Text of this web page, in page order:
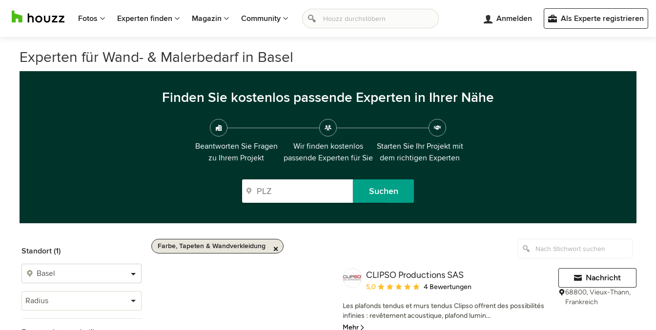
Fotos Experten finden Magazin Community Anmelden Als Experte registrieren
Experten für Wand- & Malerbedarf in Basel
Finden Sie kostenlos passende Experten in Ihrer Nähe
Beantworten Sie Fragen
zu Ihrem Projekt
Wir finden kostenlos
passende Experten für Sie
Starten Sie Ihr Projekt mit
dem richtigen Experten
Suchen
Standort (1)
Radius
Farbe, Tapeten & Wandverkleidung
CLIPSO Productions SAS
Durchschnittliche Bewertung: 5 von 5 Sternen
5,0 4 Bewertungen
Les plafonds tendus et murs tendus Clipso offrent des possibilités
infinies : revêtement acoustique, plafond lumin...
Mehr
Nachricht
68800, Vieux-Thann,
Frankreich